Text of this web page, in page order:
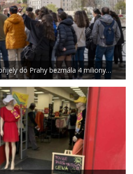
do Prahy bezmála 4 miliony…